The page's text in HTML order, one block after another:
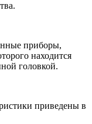
приборы,
находится
головкой.
приведены в